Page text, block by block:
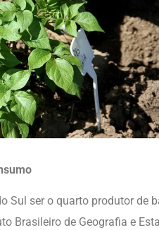
Sul ser o quarto produtor de
Brasileiro de Geografia e